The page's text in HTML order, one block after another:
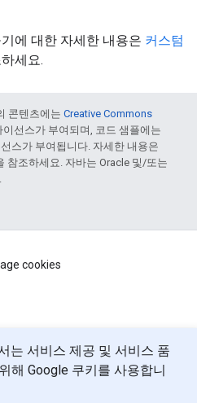
는 서비스 제공 및 서비스 품
해 Google 쿠키를 사용합니
에 대한 자세한 내용은 커스텀
세요.
콘텐츠에는 Creative Commons
이선스가 부여되며, 코드 샘플에는
스가 부여됩니다. 자세한 내용은
참조하세요. 자바는 Oracle 및/또는
cookies